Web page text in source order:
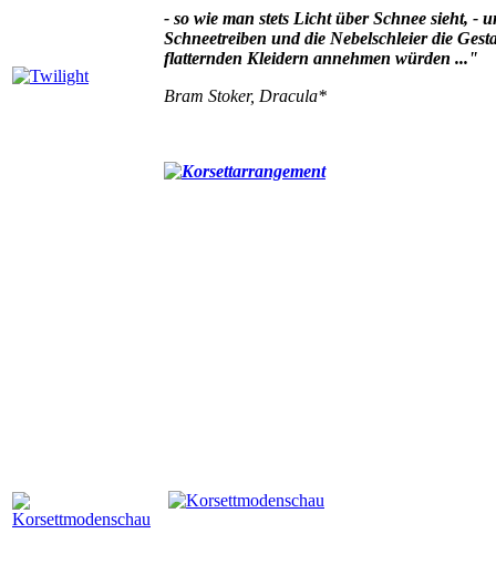
- so wie man stets Licht über Schnee sieht, -
Schneetreiben und die Nebelschleier die
flatternden Kleidern annehmen würden ..."
Bram Stoker, Dracula*